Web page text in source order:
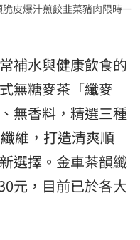
皮爆汁煎餃韭菜豬肉限時一
補水與健康飲食的
無糖麥茶「纖麥
無香料，精選三種
維，打造清爽順
選擇。金車茶韻纖
元，目前已於各大